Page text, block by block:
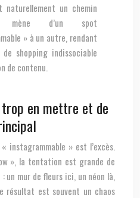
un chemin
d’un spot
» à un autre, rendant
de shopping indissociable
de contenu.
en mettre et de
instagrammable » est l’excès.
», la tentation est grande de
mur de fleurs ici, un néon là,
résultat est souvent un chaos